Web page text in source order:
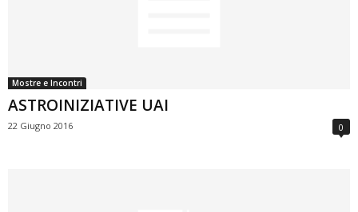
Mostre e Incontri
ASTROINIZIATIVE UAI
22 Giugno 2016 0